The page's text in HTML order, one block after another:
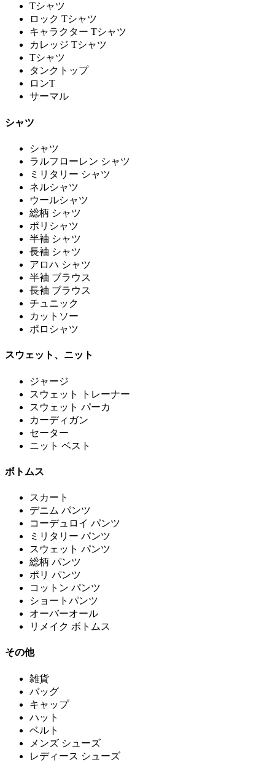
Tシャツ
ロック Tシャツ
キャラクター Tシャツ
カレッジ Tシャツ
Tシャツ
タンクトップ
ロンT
サーマル
シャツ
シャツ
ラルフローレン シャツ
ミリタリー シャツ
ネルシャツ
ウールシャツ
総柄 シャツ
ポリシャツ
半袖 シャツ
長袖 シャツ
アロハ シャツ
半袖 ブラウス
長袖 ブラウス
チュニック
カットソー
ポロシャツ
スウェット、ニット
ジャージ
スウェット トレーナー
スウェット パーカ
カーディガン
セーター
ニット ベスト
ボトムス
スカート
デニム パンツ
コーデュロイ パンツ
ミリタリー パンツ
スウェット パンツ
総柄 パンツ
ポリ パンツ
コットン パンツ
ショートパンツ
オーバーオール
リメイク ボトムス
その他
雑貨
バッグ
キャップ
ハット
ベルト
メンズ シューズ
レディース シューズ